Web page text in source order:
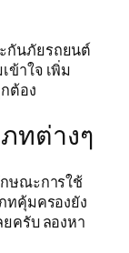
กันภัยรถยนต์
ข้าใจ เพิ่ม
ต้อง
ทต่างๆ
ษณะการใช้
ทคุ้มครองยัง
ครับ ลองหา